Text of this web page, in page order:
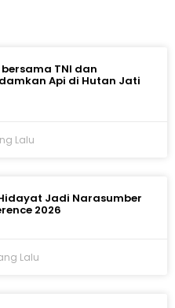
bersama TNI dan
Api di Hutan Jati
Lalu
Jadi Narasumber
2026
Lalu